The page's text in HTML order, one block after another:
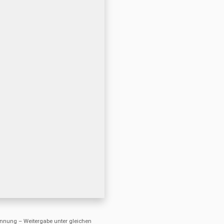
– Weitergabe unter gleichen